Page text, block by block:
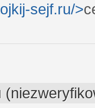
sejf.ru/>